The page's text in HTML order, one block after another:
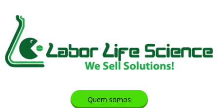
Quem somos